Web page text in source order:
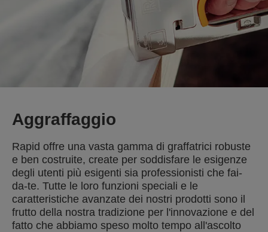
Aggraffaggio
Rapid offre una vasta gamma di graffatrici robuste
e ben costruite, create per soddisfare le esigenze
degli utenti più esigenti sia professionisti che fai-
da-te. Tutte le loro funzioni speciali e le
caratteristiche avanzate dei nostri prodotti sono il
frutto della nostra tradizione per l'innovazione e del
fatto che abbiamo speso molto tempo all'ascolto